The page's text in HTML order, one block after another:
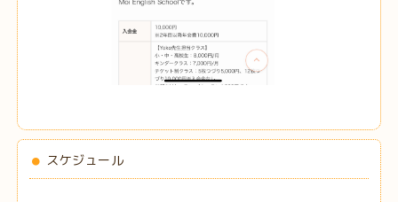
スケジュール